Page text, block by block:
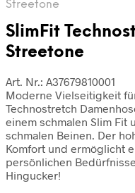
Streetone
SlimFit
Streetone
Art. Nr.: A37679810001
Moderne Vielseitigkeit
Technostretch
einem schmalen Slim Fit
schmalen Beinen. Der
Komfort und ermöglicht
persönlichen
Hingucker!